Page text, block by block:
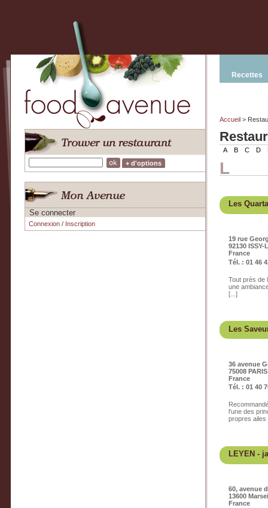
+ d'options
Se connecter
Connexion/ Inscription
Recettes
Accueil >
A B C D
L
Les
19 rue
92130 ISSY-
France
Tél. : 01 46
Tout près de
une
[...]
Les
36 avenue
75008 PARIS
France
Tél. : 01 40
l'une des
propres ailes
LEYEN -
60, avenue
13600
France